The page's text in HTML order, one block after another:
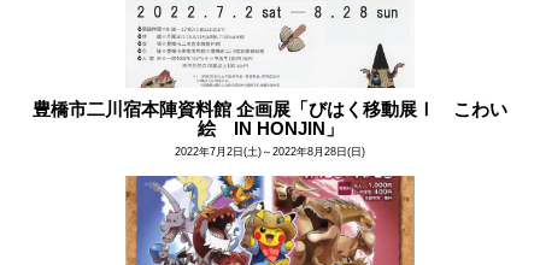
豊橋市二川宿本陣資料館 企画展「びはく移動展Ⅰ こわい
絵 IN HONJIN」
2022年7月2日(土)～2022年8月28日(日)